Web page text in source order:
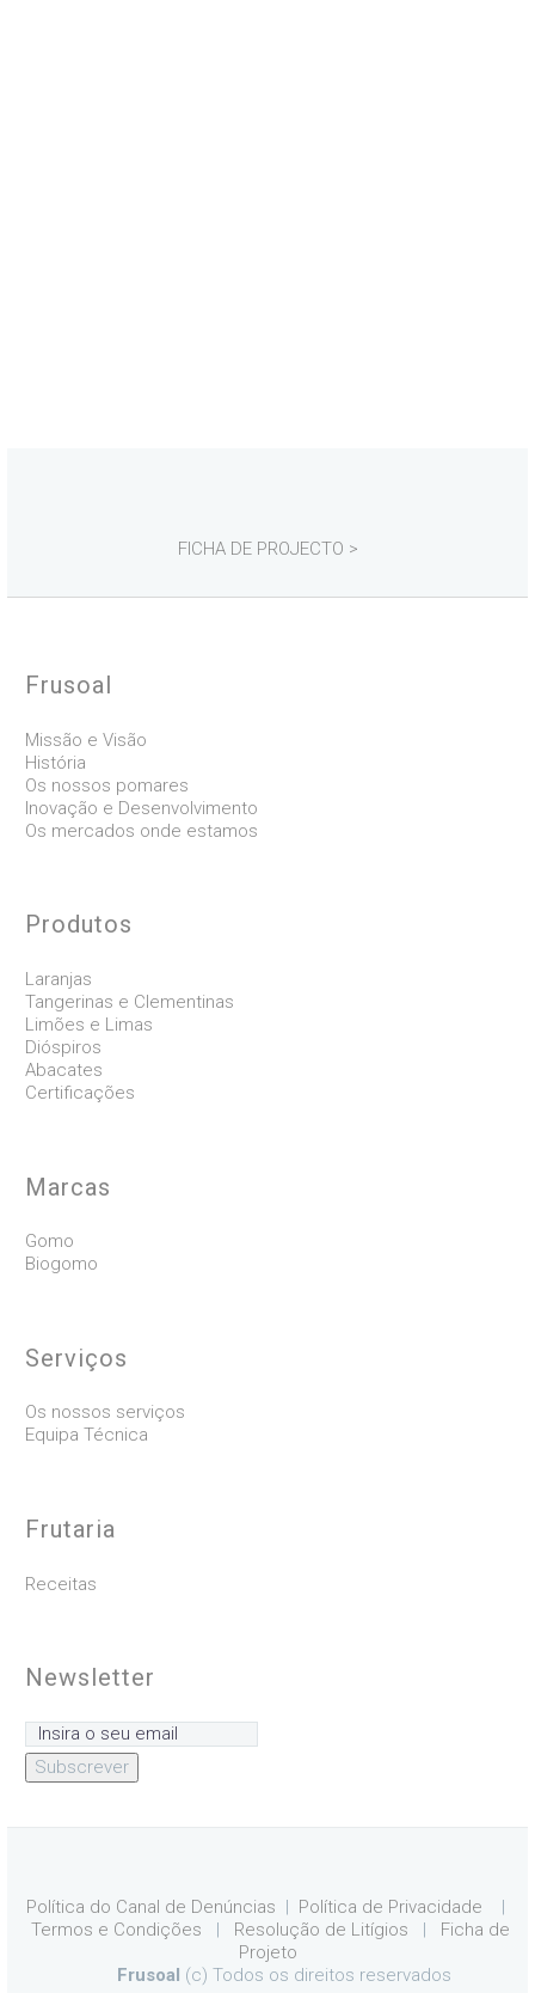
FICHA DE PROJECTO >
Frusoal
Missão e Visão
História
Os nossos pomares
Inovação e Desenvolvimento
Os mercados onde estamos
Produtos
Laranjas
Tangerinas e Clementinas
Limões e Limas
Dióspiros
Abacates
Certificações
Marcas
Gomo
Biogomo
Serviços
Os nossos serviços
Equipa Técnica
Frutaria
Receitas
Newsletter
Subscrever
Política do Canal de Denúncias | Política de Privacidade |
Termos e Condições | Resolução de Litígios | Ficha de
Projeto
Frusoal (c) Todos os direitos reservados